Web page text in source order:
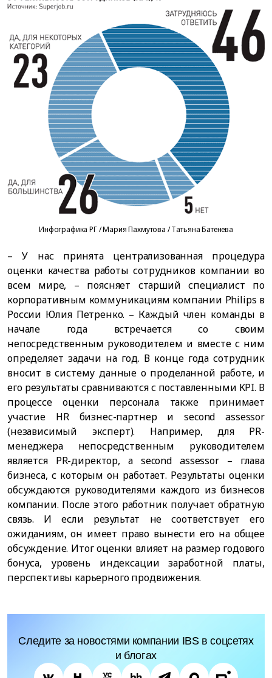
Инфографика РГ / Мария Пахмутова / Татьяна Батенева
– У нас принята централизованная процедура
оценки качества работы сотрудников компании во
всем мире, – поясняет старший специалист по
корпоративным коммуникациям компании Philips в
России Юлия Петренко. – Каждый член команды в
начале года встречается со своим
непосредственным руководителем и вместе с ним
определяет задачи на год. В конце года сотрудник
вносит в систему данные о проделанной работе, и
его результаты сравниваются с поставленными KPI. В
процессе оценки персонала также принимает
участие HR бизнес-партнер и second assessor
(независимый эксперт). Например, для PR-
менеджера непосредственным руководителем
является PR-директор, а second assessor – глава
бизнеса, с которым он работает. Результаты оценки
обсуждаются руководителями каждого из бизнесов
компании. После этого работник получает обратную
связь. И если результат не соответствует его
ожиданиям, он имеет право вынести его на общее
обсуждение. Итог оценки влияет на размер годового
бонуса, уровень индексации заработной платы,
перспективы карьерного продвижения.
Следите за новостями компании IBS в соцсетях
и блогах